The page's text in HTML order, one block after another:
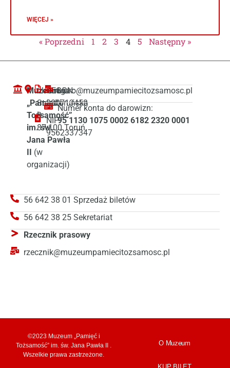
WIĘCEJ »
« Poprzedni 1 2 3 4 5 Następny »
Muzeum
„Pamięć i
Tożsamość”
im. św.
Jana Pawła
II (w
organizacji)
ul. Droga
Starotoruńska
3
87-100 Toruń
REGON:
380713458
NIP:
9562337347
biuro@muzeumpamiecitozsamosc.pl
Numer konta do darowizn:
95 1130 1075 0002 6182 2320 0001
56 642 38 01 Sprzedaż biletów
56 642 38 25 Sekretariat
Rzecznik prasowy
rzecznik@muzeumpamiecitozsamosc.pl
©2023 Muzeum „Pamięć i
Tożsamość” im. św. Jana Pawła II .
Wszelkie prawa zastrzeżone.
O Muzeum